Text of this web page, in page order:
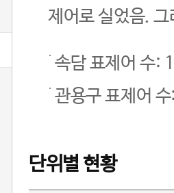
제어로 실었음.
속담 표제어 수:
관용구 표제어
단위별 현황